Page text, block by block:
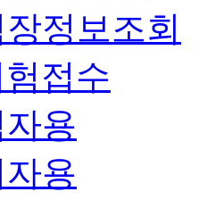
정보조회
접수
용
용